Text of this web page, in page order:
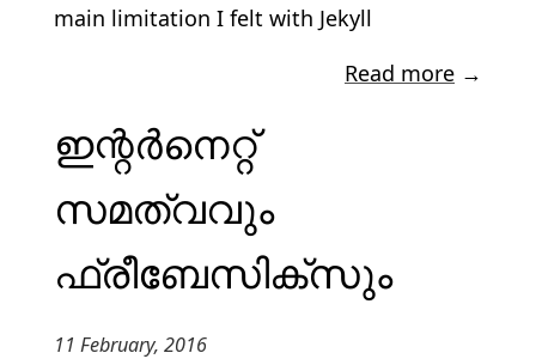
main limitation I felt with Jekyll
Read more →
ഇന്റർനെറ്റ്
സമത്വവും
ഫ്രീബേസിക്സും
11 February, 2016